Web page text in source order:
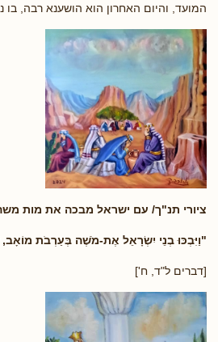
המועד, והיום האחרון הוא הושענא רבה, בו
ציורי תנ"ך/ עם ישראל מבכה את מות
"וַיִּבְכּוּ בְנֵי יִשְׂרָאֵל אֶת-מֹשֶׁה בְּעַרְבֹת
[דברים ל"ד, ח']